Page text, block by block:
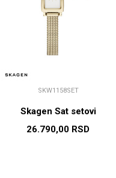
SKW1158SET
Skagen Sat setovi
26.790,00 RSD